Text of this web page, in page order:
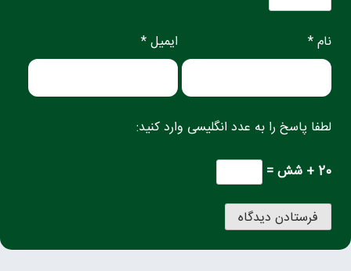
نام * ایمیل *
لطفا پاسخ را به عدد انگلیسی وارد کنید:
20 + شش =